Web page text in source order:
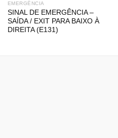
EMERGÊNCIA
SINAL DE EMERGÊNCIA –
SAÍDA / EXIT PARA BAIXO À
DIREITA (E131)